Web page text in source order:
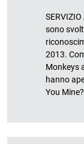
SERVIZIO
sono
2013.
Monkeys
hanno
You